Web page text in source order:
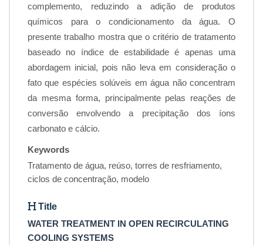
complemento, reduzindo a adição de produtos
químicos para o condicionamento da água. O
presente trabalho mostra que o critério de tratamento
baseado no índice de estabilidade é apenas uma
abordagem inicial, pois não leva em consideração o
fato que espécies solúveis em água não concentram
da mesma forma, principalmente pelas reações de
conversão envolvendo a precipitação dos íons
carbonato e cálcio.
Keywords
Tratamento de água, reúso, torres de resfriamento,
ciclos de concentração, modelo
Title
WATER TREATMENT IN OPEN RECIRCULATING
COOLING SYSTEMS